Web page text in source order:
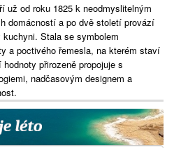
už od roku 1825 k neodmyslitelným
domácností a po dvě století provází
Stala se symbolem
a poctivého řemesla, na kterém staví
přirozeně propojuje s
nadčasovým designem a